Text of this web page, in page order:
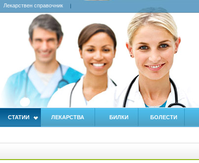
Лекарствен справочник
СТАТИИ ЛЕКАРСТВА БИЛКИ БОЛЕСТИ